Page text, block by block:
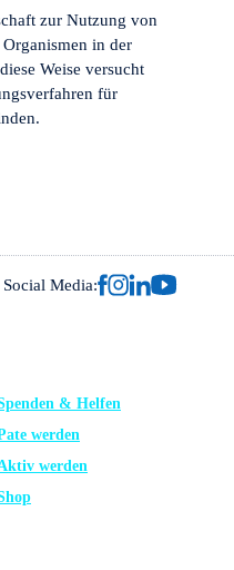
zur Nutzung von
in der
Weise versucht
für
Media:
& Helfen
werden
werden